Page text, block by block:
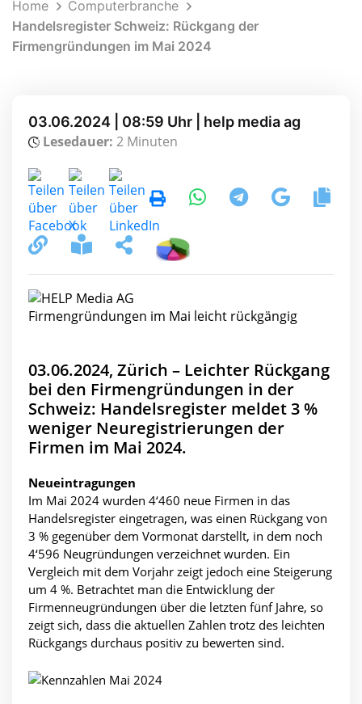
Home
Computerbranche
Handelsregister Schweiz: Rückgang der
Firmengründungen im Mai 2024
03.06.2024 | 08:59 Uhr | help media ag
Lesedauer: 2 Minuten
Firmengründungen im Mai leicht rückgängig
03.06.2024, Zürich – Leichter Rückgang
bei den Firmengründungen in der
Schweiz: Handelsregister meldet 3 %
weniger Neuregistrierungen der
Firmen im Mai 2024.
Neueintragungen
Im Mai 2024 wurden 4‘460 neue Firmen in das
Handelsregister eingetragen, was einen Rückgang von
3 % gegenüber dem Vormonat darstellt, in dem noch
4‘596 Neugründungen verzeichnet wurden. Ein
Vergleich mit dem Vorjahr zeigt jedoch eine Steigerung
um 4 %. Betrachtet man die Entwicklung der
Firmenneugründungen über die letzten fünf Jahre, so
zeigt sich, dass die aktuellen Zahlen trotz des leichten
Rückgangs durchaus positiv zu bewerten sind.